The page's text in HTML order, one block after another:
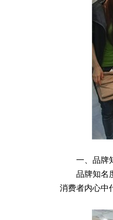
一、品牌
品牌知名度
消费者内心中